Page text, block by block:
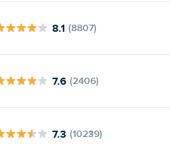
8.1 (8807)
7.6 (2406)
7.3 (10239)